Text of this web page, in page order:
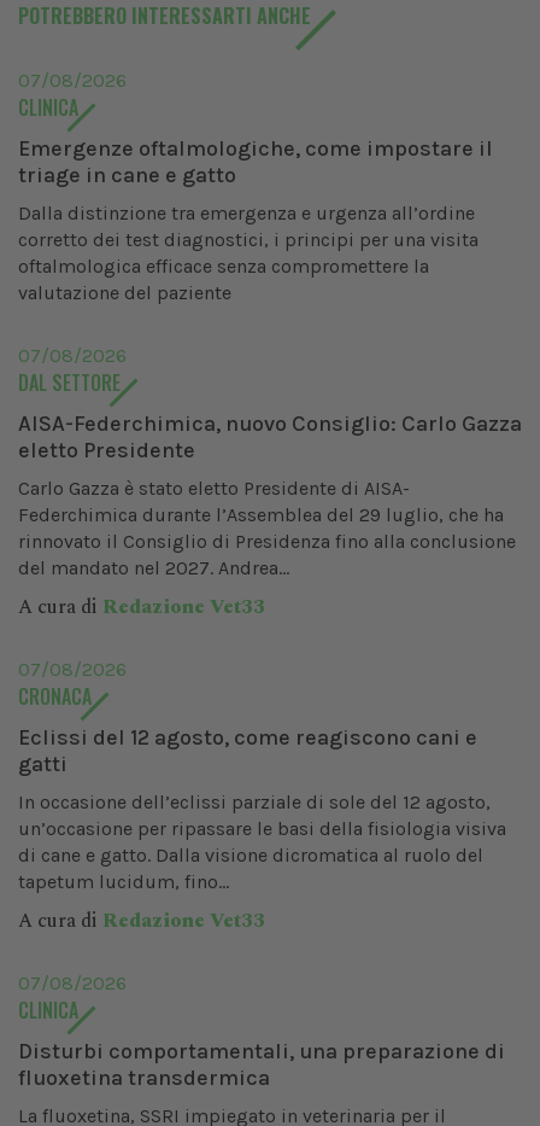
POTREBBERO INTERESSARTI ANCHE
07/08/2026
CLINICA
Emergenze oftalmologiche, come impostare il
triage in cane e gatto
Dalla distinzione tra emergenza e urgenza all’ordine
corretto dei test diagnostici, i principi per una visita
oftalmologica efficace senza compromettere la
valutazione del paziente
07/08/2026
DAL SETTORE
AISA-Federchimica, nuovo Consiglio: Carlo Gazza
eletto Presidente
Carlo Gazza è stato eletto Presidente di AISA-
Federchimica durante l’Assemblea del 29 luglio, che ha
rinnovato il Consiglio di Presidenza fino alla conclusione
del mandato nel 2027. Andrea...
A cura di Redazione Vet33
07/08/2026
CRONACA
Eclissi del 12 agosto, come reagiscono cani e
gatti
In occasione dell’eclissi parziale di sole del 12 agosto,
un’occasione per ripassare le basi della fisiologia visiva
di cane e gatto. Dalla visione dicromatica al ruolo del
tapetum lucidum, fino...
A cura di Redazione Vet33
07/08/2026
CLINICA
Disturbi comportamentali, una preparazione di
fluoxetina transdermica
La fluoxetina, SSRI impiegato in veterinaria per il